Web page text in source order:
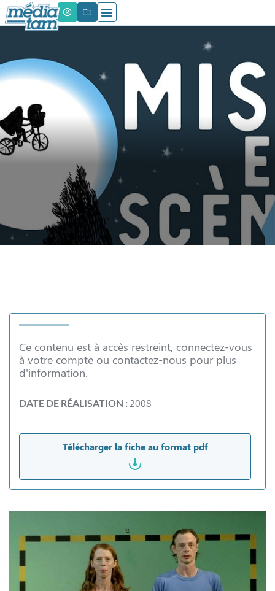
Ce contenu est à accès restreint, connectez-vous
à votre compte ou contactez-nous pour plus
d'information.
DATE DE RÉALISATION :2008
Télécharger la fiche au format pdf